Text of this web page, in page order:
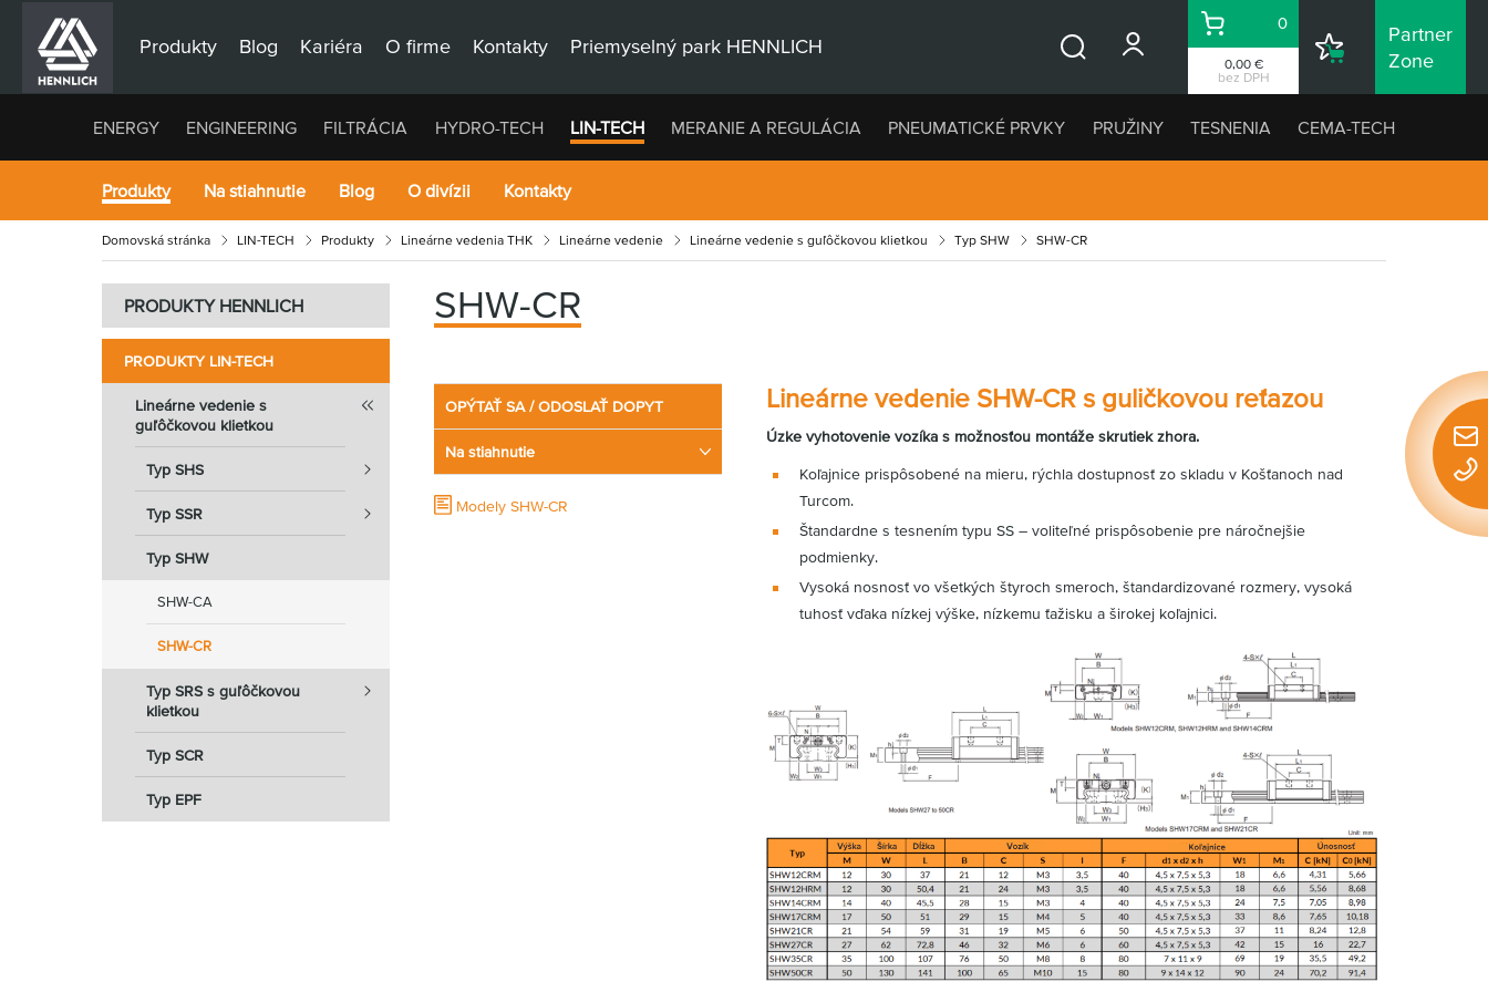
Produkty Blog Kariéra O firme Kontakty Priemyselný park HENNLICH
0,00 €
bez DPH
Košík
0
Nákupný
Partner
Zone
ENERGY ENGINEERING FILTRÁCIA HYDRO-TECH LIN-TECH MERANIE A REGULÁCIA PNEUMATICKÉ PRVKY PRUŽINY TESNENIA CEMA-TECH
Produkty Na stiahnutie Blog O divízii Kontakty
Domovská stránka LIN-TECH Produkty Lineárne vedenia THK Lineárne vedenie Lineárne vedenie s guľôčkovou klietkou Typ SHW SHW-CR
PRODUKTY HENNLICH
PRODUKTY LIN-TECH
Lineárne vedenie s
guľôčkovou klietkou
Typ SHS
Typ SSR
Typ SHW
SHW-CA
SHW-CR
Typ SRS s guľôčkovou
klietkou
Typ SCR
Typ EPF
SHW-CR
OPÝTAŤ SA / ODOSLAŤ DOPYT
Na stiahnutie
Modely SHW-CR
Lineárne vedenie SHW-CR s guličkovou reťazou
Úzke vyhotovenie vozíka s možnosťou montáže skrutiek zhora.
Koľajnice prispôsobené na mieru, rýchla dostupnosť zo skladu v Košťanoch nad
Turcom.
Štandardne s tesnením typu SS – voliteľné prispôsobenie pre náročnejšie
podmienky.
Vysoká nosnosť vo všetkých štyroch smeroch, štandardizované rozmery, vysoká
tuhosť vďaka nízkej výške, nízkemu ťažisku a širokej koľajnici.